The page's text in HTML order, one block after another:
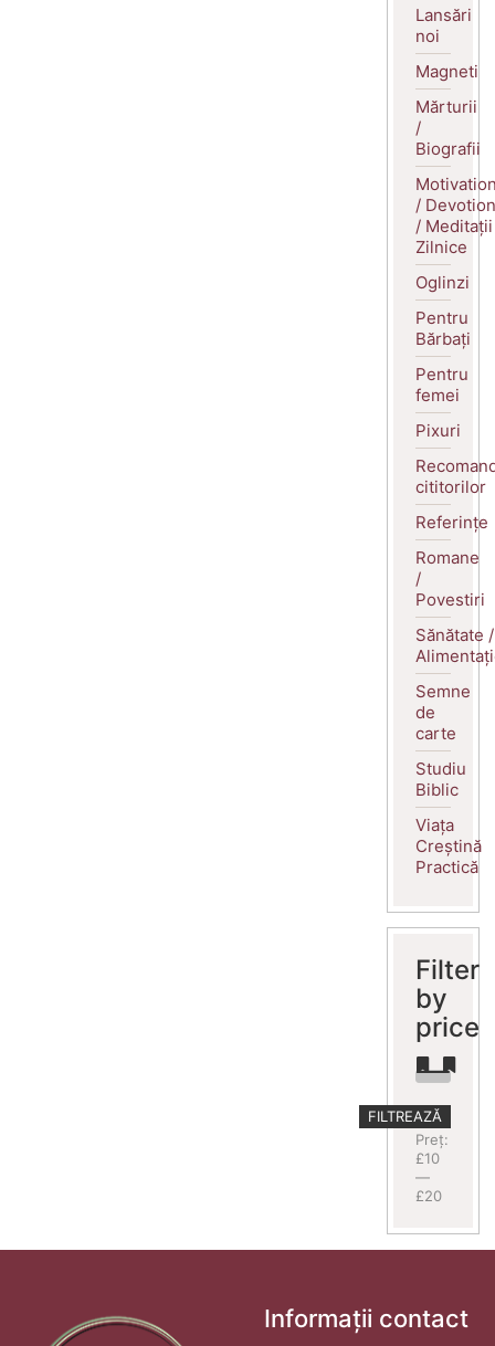
Lansări
noi
Magneti
Mărturii
/
Biografii
/
/ Meditații
Zilnice
Oglinzi
Pentru
Bărbați
Pentru
femei
Pixuri
cititorilor
Referințe
Romane
/
Povestiri
Sănătate /
Semne
de
carte
Studiu
Biblic
Viața
Creștină
Practică
Filter
by
price
Preț
minim
Preț
maxim
FILTREAZĂ
Preț:
£10
—
£20
Informații contact